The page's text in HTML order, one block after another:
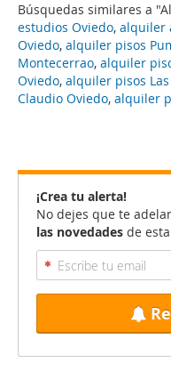
Búsquedas similares a
estudios Oviedo, alquiler
Oviedo, alquiler pisos
Montecerrao, alquiler
Oviedo, alquiler pisos Las
Claudio Oviedo, alquiler
¡Crea tu alerta!
No dejes que te
las novedades de